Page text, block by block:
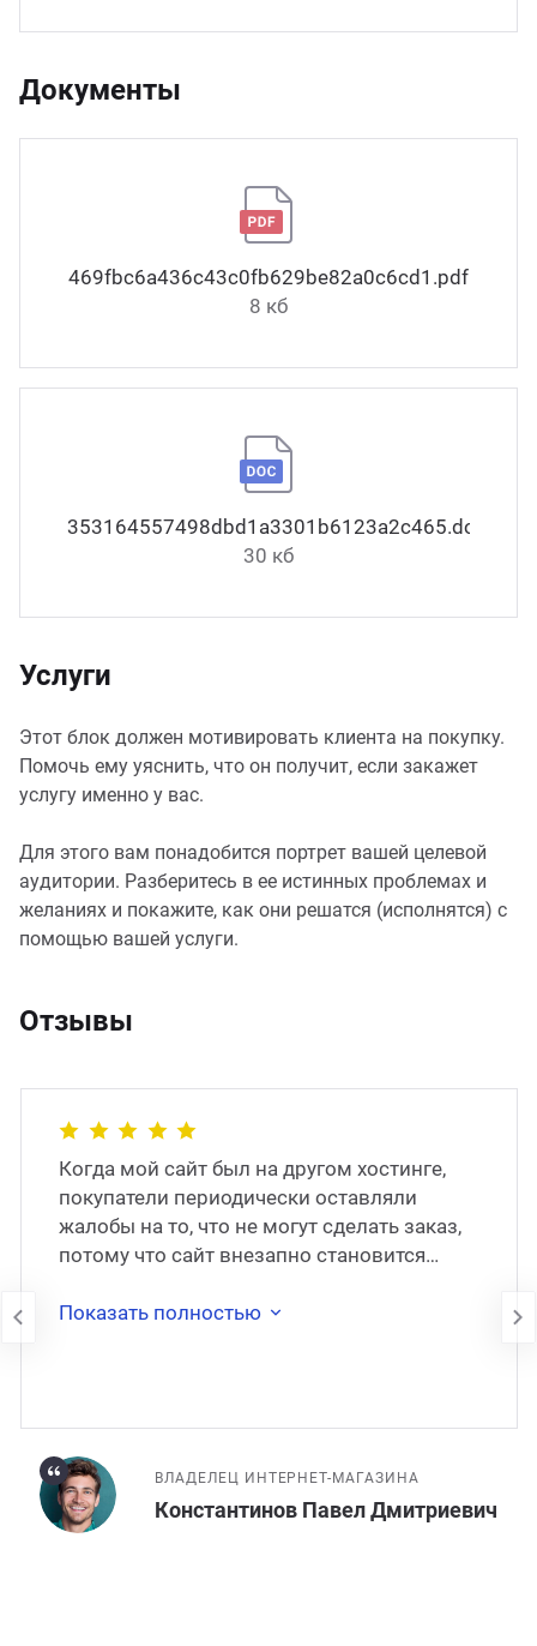
Документы
469fbc6a436c43c0fb629be82a0c6cd1.pdf
8 кб
353164557498dbd1a3301b6123a2c465.docx
30 кб
Услуги
Этот блок должен мотивировать клиента на покупку.
Помочь ему уяснить, что он получит, если закажет
услугу именно у вас.
Для этого вам понадобится портрет вашей целевой
аудитории. Разберитесь в ее истинных проблемах и
желаниях и покажите, как они решатся (исполнятся) с
помощью вашей услуги.
Отзывы
Когда мой сайт был на другом хостинге,
покупатели периодически оставляли
жалобы на то, что не могут сделать заказ,
потому что сайт внезапно становится
перенесён на
Показать полностью
ВЛАДЕЛЕЦ ИНТЕРНЕТ-МАГАЗИНА
Константинов Павел Дмитриевич